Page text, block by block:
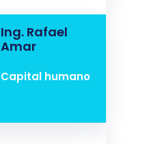
Ing. Rafael
Amar
Capital humano